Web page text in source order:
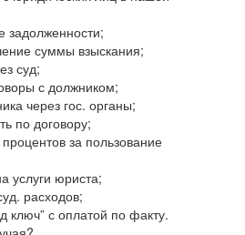
задолженности;
суммы взыскания;
суд;
с должником;
через гос. органы;
по договору;
за пользование
услуги юриста;
расходов;
ключ” с оплатой по факту.